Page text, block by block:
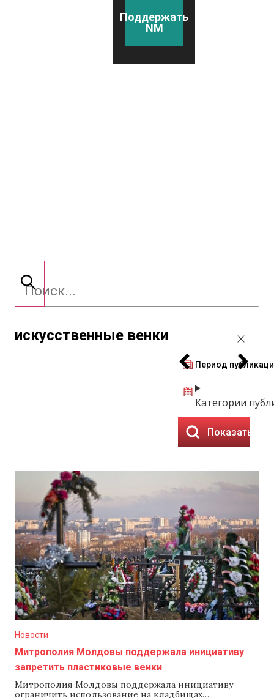
Поддержать
NM
искусственные венки
Период
Категории
Показать
Новости
Митрополия Молдовы поддержала инициативу
запретить пластиковые венки
Митрополия Молдовы поддержала инициативу
ограничить использование на кладбищах